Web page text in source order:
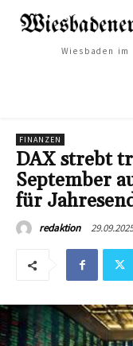
Wiesbaden
FINANZEN
DAX strebt
September
für
redaktion 29.09.2025